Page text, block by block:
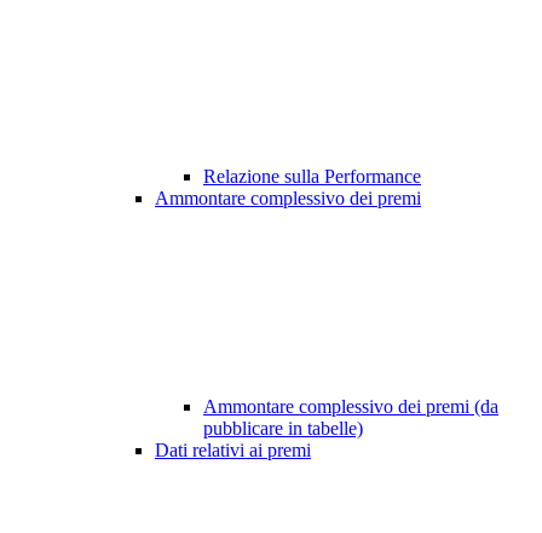
Relazione sulla Performance
Ammontare complessivo dei premi
Ammontare complessivo dei premi (da
pubblicare in tabelle)
Dati relativi ai premi